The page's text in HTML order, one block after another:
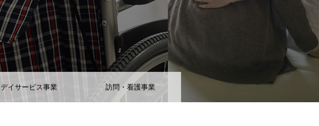
デイサービス事業 訪問・看護事業